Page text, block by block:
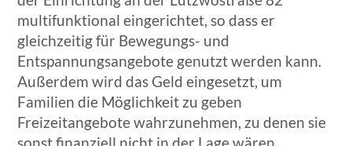
multifunktional eingerichtet, so dass er
gleichzeitig für Bewegungs- und
Entspannungsangebote genutzt werden kann.
Außerdem wird das Geld eingesetzt, um
Familien die Möglichkeit zu geben
Freizeitangebote wahrzunehmen, zu denen sie